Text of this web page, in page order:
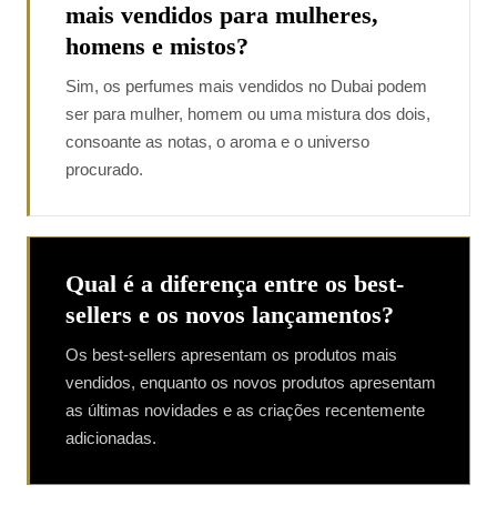
mais vendidos para mulheres,
homens e mistos?
Sim, os perfumes mais vendidos no Dubai podem
ser para mulher, homem ou uma mistura dos dois,
consoante as notas, o aroma e o universo
procurado.
Qual é a diferença entre os best-
sellers e os novos lançamentos?
Os best-sellers apresentam os produtos mais
vendidos, enquanto os novos produtos apresentam
as últimas novidades e as criações recentemente
adicionadas.